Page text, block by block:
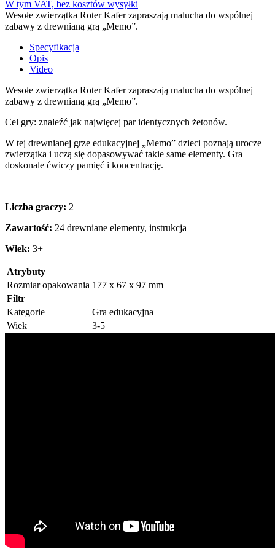
W tym VAT, bez kosztów wysyłki
Wesołe zwierzątka Roter Kafer zapraszają malucha do wspólnej
zabawy z drewnianą grą „Memo”.
Specyfikacja
Opis
Video
Wesołe zwierzątka Roter Kafer zapraszają malucha do wspólnej
zabawy z drewnianą grą „Memo”.
Cel gry: znaleźć jak najwięcej par identycznych żetonów.
W tej drewnianej grze edukacyjnej „Memo” dzieci poznają urocze
zwierzątka i uczą się dopasowywać takie same elementy. Gra
doskonale ćwiczy pamięć i koncentrację.
Liczba graczy: 2
Zawartość: 24 drewniane elementy, instrukcja
Wiek: 3+
Atrybuty
Rozmiar opakowania 177 x 67 x 97 mm
Filtr
Kategorie
Gra edukacyjna
Wiek
3-5